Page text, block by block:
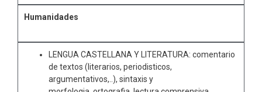
Humanidades
LENGUA CASTELLANA Y LITERATURA: comentario
de textos (literarios, periodisticos,
argumentativos,..), sintaxis y